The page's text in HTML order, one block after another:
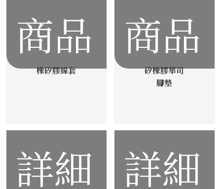
商品
橡矽膠線套
商品
矽橡膠華司
腳墊
詳細 詳細